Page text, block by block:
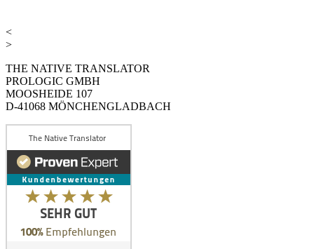
<
>
THE NATIVE TRANSLATOR
PROLOGIC GMBH
MOOSHEIDE 107
D-41068 MÖNCHENGLADBACH